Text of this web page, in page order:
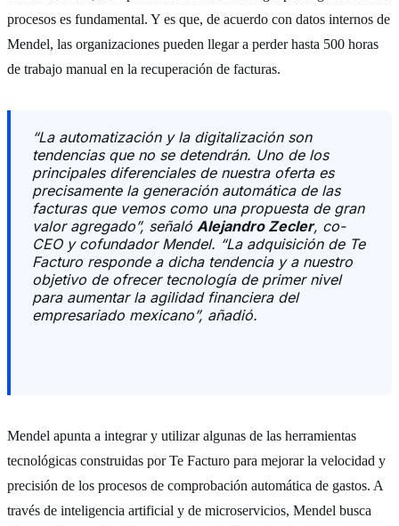
procesos es fundamental. Y es que, de acuerdo con datos internos de
Mendel, las organizaciones pueden llegar a perder hasta 500 horas
de trabajo manual en la recuperación de facturas.
“La automatización y la digitalización son
tendencias que no se detendrán. Uno de los
principales diferenciales de nuestra oferta es
precisamente la generación automática de las
facturas que vemos como una propuesta de gran
valor agregado”, señaló Alejandro Zecler, co-
CEO y cofundador Mendel. “La adquisición de Te
Facturo responde a dicha tendencia y a nuestro
objetivo de ofrecer tecnología de primer nivel
para aumentar la agilidad financiera del
empresariado mexicano”, añadió.
Mendel apunta a integrar y utilizar algunas de las herramientas
tecnológicas construidas por Te Facturo para mejorar la velocidad y
precisión de los procesos de comprobación automática de gastos. A
través de inteligencia artificial y de microservicios, Mendel busca